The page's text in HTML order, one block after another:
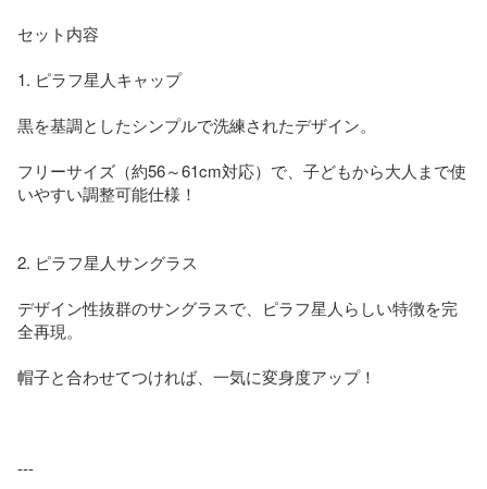
セット内容
1. ピラフ星人キャップ
黒を基調としたシンプルで洗練されたデザイン。
フリーサイズ（約56～61cm対応）で、子どもから大人まで使
いやすい調整可能仕様！
2. ピラフ星人サングラス
デザイン性抜群のサングラスで、ピラフ星人らしい特徴を完
全再現。
帽子と合わせてつければ、一気に変身度アップ！
---